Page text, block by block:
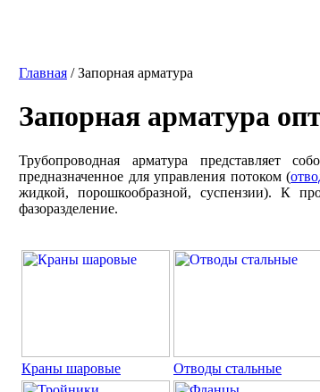
Главная /Запорная арматура
Запорная арматура
Трубопроводная арматура представляет
предназначенное для управления потоком (
жидкой, порошкообразной, суспензии). К
фазоразделение.
Краны шаровые Отводы стальные